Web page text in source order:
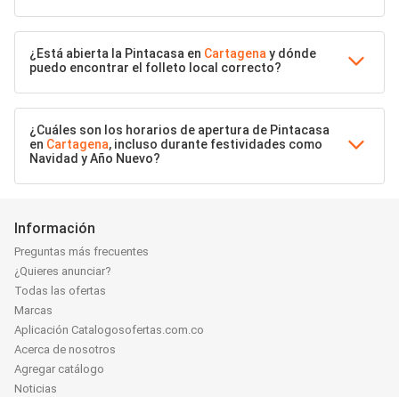
¿Está abierta la Pintacasa en Cartagena y dónde
puedo encontrar el folleto local correcto?
¿Cuáles son los horarios de apertura de Pintacasa
en Cartagena, incluso durante festividades como
Navidad y Año Nuevo?
Información
Preguntas más frecuentes
¿Quieres anunciar?
Todas las ofertas
Marcas
Aplicación Catalogosofertas.com.co
Acerca de nosotros
Agregar catálogo
Noticias